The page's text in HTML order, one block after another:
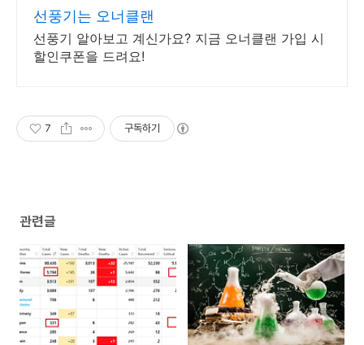
선풍기는 오너클랜
선풍기 알아보고 계신가요? 지금 오너클랜 가입 시
할인쿠폰을 드려요!
7 구독하기
관련글